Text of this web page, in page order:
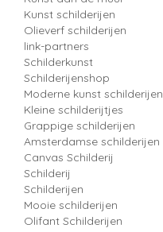
Kunst schilderijen
Olieverf schilderijen
link-partners
Schilderkunst
Schilderijenshop
Moderne kunst schilderijen
Kleine schilderijtjes
Grappige schilderijen
Amsterdamse schilderijen
Canvas Schilderij
Schilderij
Schilderijen
Mooie schilderijen
Olifant Schilderijen